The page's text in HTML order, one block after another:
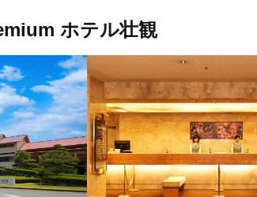
ホテル壮観